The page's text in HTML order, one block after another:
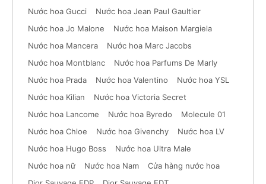
Nước hoa Gucci
Nước hoa Jean Paul Gaultier
Nước hoa Jo Malone
Nước hoa Maison Margiela
Nước hoa Mancera
Nước hoa Marc Jacobs
Nước hoa Montblanc
Nước hoa Parfums De Marly
Nước hoa Prada
Nước hoa Valentino
Nước hoa YSL
Nước hoa Kilian
Nước hoa Victoria Secret
Nước hoa Lancome
Nước hoa Byredo
Molecule 01
Nước hoa Chloe
Nước hoa Givenchy
Nước hoa LV
Nước hoa Hugo Boss
Nước hoa Ultra Male
Nước hoa nữ
Nước hoa Nam
Cửa hàng nước hoa